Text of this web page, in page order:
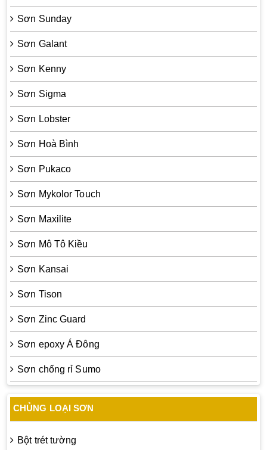
Sơn Sunday
Sơn Galant
Sơn Kenny
Sơn Sigma
Sơn Lobster
Sơn Hoà Bình
Sơn Pukaco
Sơn Mykolor Touch
Sơn Maxilite
Sơn Mô Tô Kiều
Sơn Kansai
Sơn Tison
Sơn Zinc Guard
Sơn epoxy Á Đông
Sơn chống rỉ Sumo
CHỦNG LOẠI SƠN
Bột trét tường